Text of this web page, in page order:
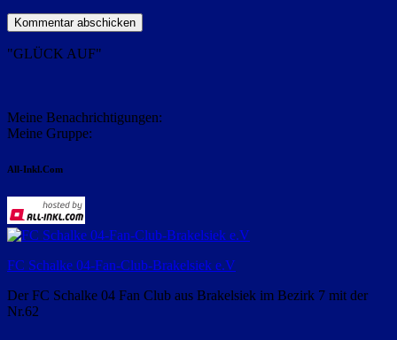
"GLÜCK AUF"
Meine Benachrichtigungen:
Meine Gruppe:
All-Inkl.Com
FC Schalke 04-Fan-Club-Brakelsiek e.V
Der FC Schalke 04 Fan Club aus Brakelsiek im Bezirk 7 mit der
Nr.62